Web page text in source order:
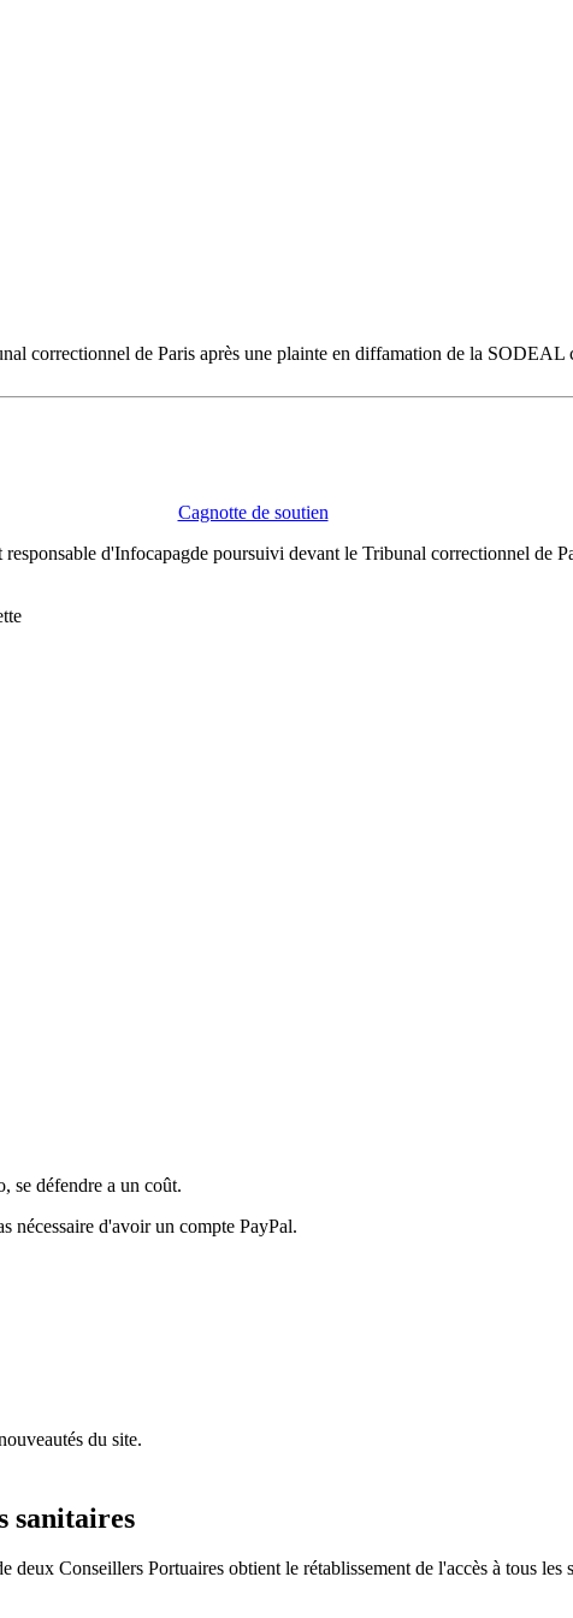
correctionnel de Paris après une plainte en diffamation de la
Cagnotte de soutien
d'Infocapagde poursuivi devant le Tribunal correctionnel de
se défendre a un coût.
nécessaire d'avoir un compte PayPal.
du site.
sanitaires
Conseillers Portuaires obtient le rétablissement de l'accès à tous les